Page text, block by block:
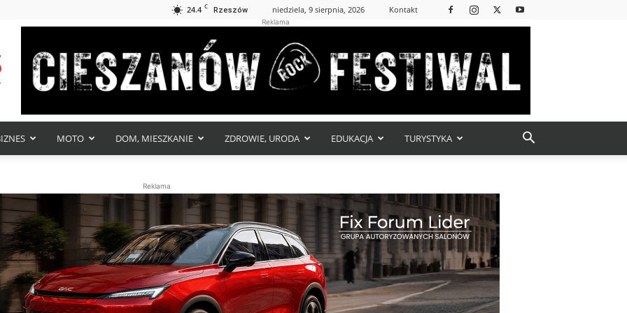
24.4 C Rzeszów niedziela, 9 sierpnia, 2026 Kontakt
Reklama
MOTO DOM, MIESZKANIE ZDROWIE, URODA EDUKACJA TURYSTYKA
Reklama